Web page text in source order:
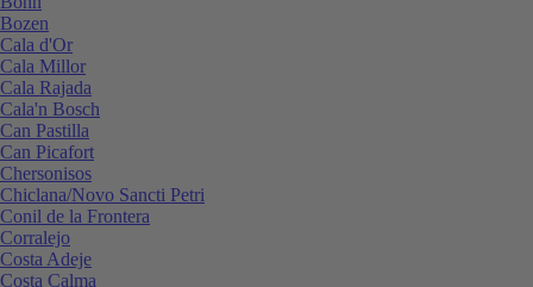
Bozen
Cala d'Or
Cala Millor
Cala Rajada
Cala'n Bosch
Can Pastilla
Can Picafort
Chersonisos
Chiclana/Novo Sancti Petri
Conil de la Frontera
Corralejo
Costa Adeje
Costa Calma